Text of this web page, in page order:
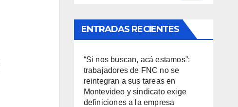
ENTRADAS RECIENTES
“Si nos buscan, acá estamos”:
trabajadores de FNC no se
reintegran a sus tareas en
Montevideo y sindicato exige
definiciones a la empresa